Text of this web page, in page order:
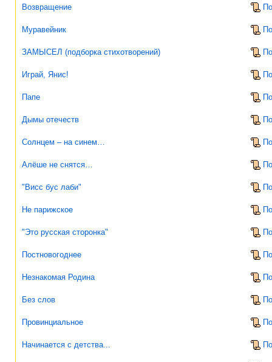
Возвращение
Муравейник
ЗАМЫСЕЛ (подборка стихотворений)
Играй, Янис!
Папе
Дымы отечеств
Солнцем – на синем…
Алёше не снятся…
"Висс бус лаби"
Не парижское
"Это русская сторонка"
Постновогоднее
Незнакомая Родина
Без слов
Провинциальное
Начинается с детства...